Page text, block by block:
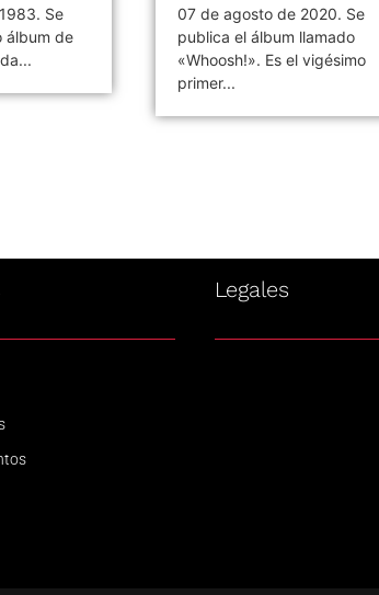
Se
álbum de
07 de agosto de 2020. Se
publica el álbum llamado
«Whoosh!». Es el vigésimo
primer...
Legales